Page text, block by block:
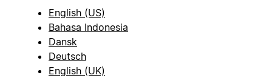
English (US)
Bahasa Indonesia
Dansk
Deutsch
English (UK)